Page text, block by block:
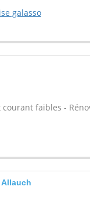
galasso
courant faibles -